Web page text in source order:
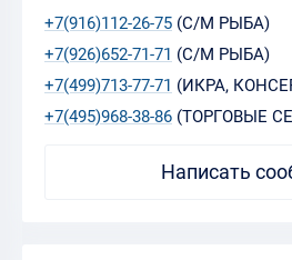
+7(916)112-26-75 (С/М РЫБА)
+7(926)652-71-71 (С/М РЫБА)
+7(499)713-77-71 (ИКРА,
+7(495)968-38-86 (ТОРГОВЫЕ
Написать